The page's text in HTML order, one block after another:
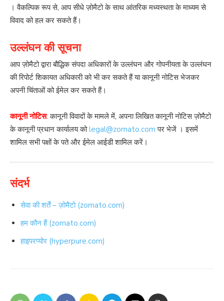
। वैकल्पिक रूप से, आप सीधे ज़ोमैटो के साथ आंतरिक मध्यस्थता के माध्यम से
विवाद को हल कर सकते हैं।
उल्लंघन की सूचना
आप ज़ोमैटो द्वारा बौद्धिक संपदा अधिकारों के उल्लंघन और गोपनीयता के उल्लंघन
की रिपोर्ट शिकायत अधिकारी को भी कर सकते हैं या कानूनी नोटिस भेजकर
अपनी चिंताओं को ईमेल कर सकते हैं।
कानूनी नोटिस: कानूनी विवादों के मामले में, अपना लिखित कानूनी नोटिस ज़ोमैटो
के कानूनी प्रधान कार्यालय कोlegal@zomato.com पर भेजें । इसमें
शामिल सभी पक्षों के पते और ईमेल आईडी शामिल करें।
संदर्भ
सेवा की शर्तें – ज़ोमैटो (zomato.com)
हम कौन हैं (zomato.com)
हाइपरप्योर (hyperpure.com)